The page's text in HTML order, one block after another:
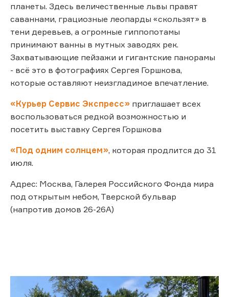
планеты. Здесь величественные львы правят
саваннами, грациозные леопарды «скользят» в
тени деревьев, а огромные гиппопотамы
принимают ванны в мутных заводях рек.
Захватывающие пейзажи и гигантские панорамы
- всё это в фотографиях Сергея Горшкова,
которые оставляют неизгладимое впечатление.
«Курьер Сервис Экспресс» приглашает всех
воспользоваться редкой возможностью и
посетить выставку Сергея Горшкова
«Под одним солнцем», которая продлится до 31
июля.
Адрес: Москва, Галерея Российского Фонда мира
под открытым небом, Тверской бульвар
(напротив домов 26-26А)